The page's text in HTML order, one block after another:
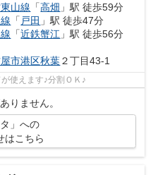
山線 「高畑 」駅 徒歩59分
「 戸田 」駅 徒歩47分
「近鉄蟹江 」駅 徒歩56分
市港区秋葉２丁目43-1
使えます♪分割ＯＫ♪
りません。
タ」への
はこちら